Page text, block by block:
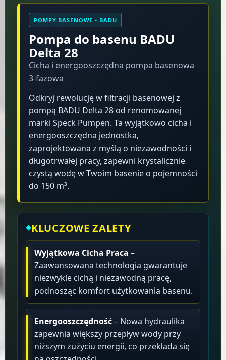
POMPY BASENOWE • BADU
Pompa do basenu BADU
Delta 28
Cicha i energooszczędna pompa basenowa
3-fazowa
Odkryj rewolucję w filtracji basenowej z
pompą BADU Delta 28 od renomowanej
marki Speck Pumpen. Ta wyjątkowo cicha i
energooszczędna jednostka,
zaprojektowana z myślą o niezawodności i
długotrwałej pracy, zapewni krystalicznie
czystą wodę w Twoim basenie o pojemności
do 150 m³.
KLUCZOWE ZALETY
Wyjątkowa Cicha Praca –
Zaawansowana technologia gwarantuje
niezwykle cichą i niezawodną pracę,
podnosząc komfort użytkowania basenu.
Energooszczędność– Nowa hydraulika
zapewnia większy przepływ wody przy
niższym zużyciu energii, co przekłada się